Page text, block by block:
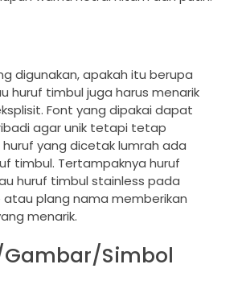
digunakan, apakah itu berupa
huruf timbul juga harus menarik
Font yang dipakai dapat
agar unik tetapi tetap
yang dicetak lumrah ada
timbul. Tertampaknya huruf
huruf timbul stainless pada
plang nama memberikan
menarik.
Simbol